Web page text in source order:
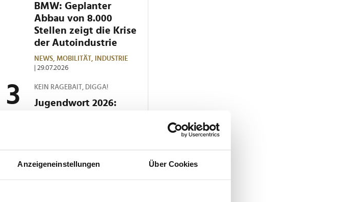
Anzeigeneinstellungen Über Cookies
BMW: Geplanter
Abbau von 8.000
Stellen zeigt die Krise
der Autoindustrie
NEWS, MOBILITÄT,
INDUSTRIE
| 29.07.2026
KEIN RAGEBAIT, DIGGA!
Jugendwort 2026:
NEWS,MEDIA,KULTUR